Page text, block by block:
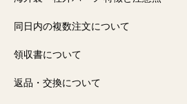
同日内の複数注文について
領収書について
返品・交換について